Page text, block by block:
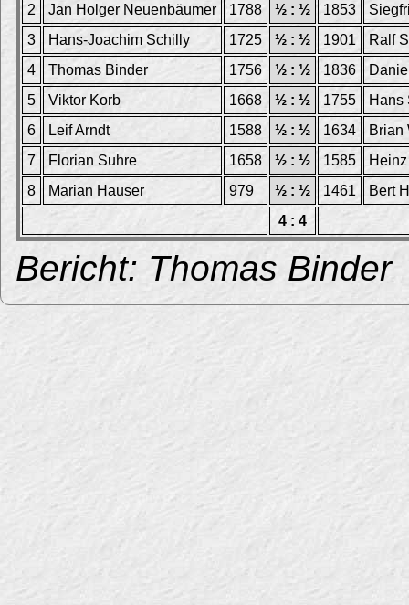
2
Jan Holger Neuenbäumer 1788 ½ : ½ 1853
3
Hans-Joachim Schilly 1725 ½ : ½ 1901
Ralf
4
Thomas Binder 1756 ½ : ½ 1836
5
Viktor Korb 1668 ½ : ½ 1755
Hans
6
Leif Arndt 1588 ½ : ½ 1634
Brian
7
Florian Suhre 1658 ½ : ½ 1585
8
Marian Hauser 979 ½ : ½ 1461
Bert
4 : 4
Bericht: Thomas Binder